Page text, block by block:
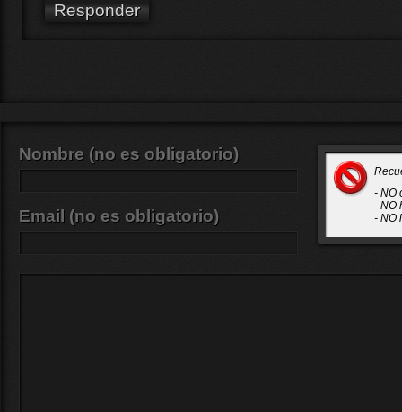
Responder
- NO
- NO
- NO
Nombre (no es obligatorio)
Email (no es obligatorio)